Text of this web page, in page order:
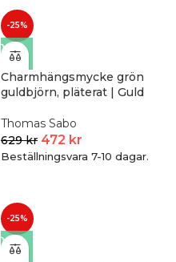
-25%
Charmhängsmycke grön
guldbjörn, pläterat | Guld
Thomas Sabo
629kr 472 kr
Beställningsvara 7-10 dagar.
-25%